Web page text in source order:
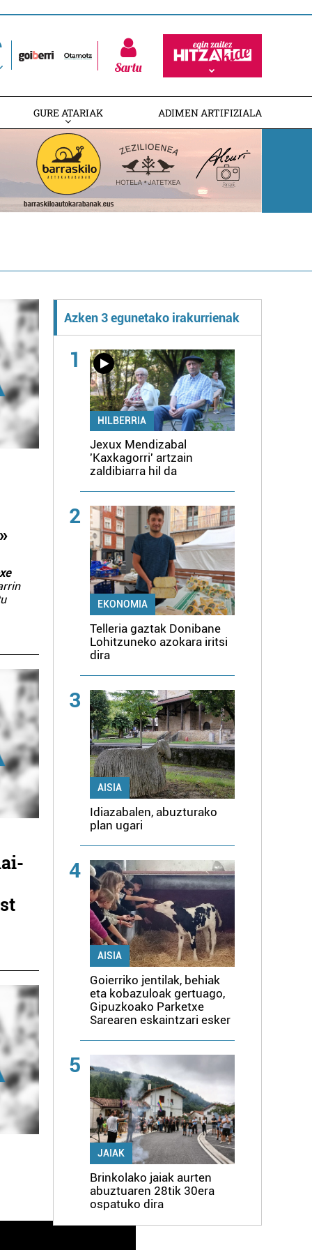
Sartu
GURE ATARIAK ADIMEN ARTIFIZIALA
Azken 3 egunetako irakurrienak
1
HILBERRIA
Jexux Mendizabal
'Kaxkagorri' artzain
zaldibiarra hil da
2
EKONOMIA
Telleria gaztak Donibane
Lohitzuneko azokara iritsi
dira
3
AISIA
Idiazabalen, abuzturako
plan ugari
4
AISIA
Goierriko jentilak, behiak
eta kobazuloak gertuago,
Gipuzkoako Parketxe
Sarearen eskaintzari esker
5
JAIAK
Brinkolako jaiak aurten
abuztuaren 28tik 30era
ospatuko dira